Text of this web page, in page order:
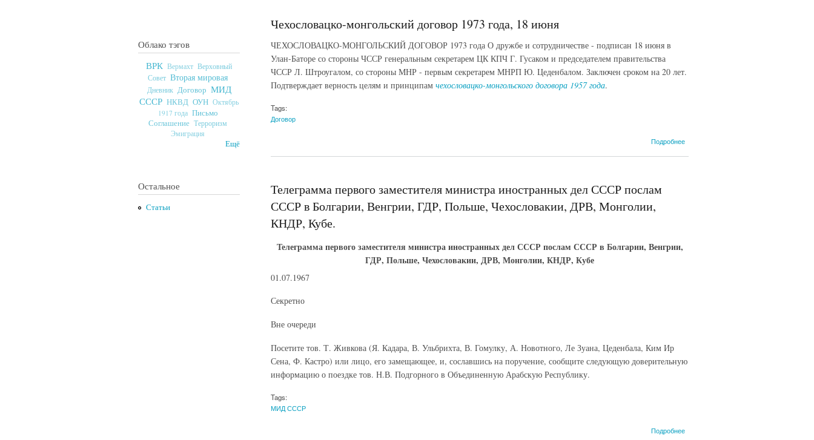
Облако тэгов
ВРК Вермахт Верховный
Совет Вторая мировая
Дневник Договор МИД
СССР НКВД ОУН Октябрь
1917 года Письмо
Соглашение Терроризм
Эмиграция
Ещё
Остальное
Статьи
Чехословацко-монгольский договор 1973 года, 18 июня
ЧЕХОСЛОВАЦКО-МОНГОЛЬСКИЙ ДОГОВОР 1973 года О дружбе и сотрудничестве - подписан 18 июня в
Улан-Баторе со стороны ЧССР генеральным секретарем ЦК КПЧ Г. Гусаком и председателем правительства
ЧССР Л. Штроугалом, со стороны МНР - первым секретарем МНРП Ю. Цеденбалом. Заключен сроком на 20 лет.
Подтверждает верность целям и принципам чехословацко-монгольского договора 1957 года.
Tags:
Договор
Подробнее
Телеграмма первого заместителя министра иностранных дел СССР послам
СССР в Болгарии, Венгрии, ГДР, Польше, Чехословакии, ДРВ, Монголии,
КНДР, Кубе.
Телеграмма первого заместителя министра иностранных дел СССР послам СССР в Болгарии, Венгрии,
ГДР, Польше, Чехословакии, ДРВ, Монголии, КНДР, Кубе
01.07.1967
Секретно
Вне очереди
Посетите тов. Т. Живкова (Я. Кадара, В. Ульбрихта, В. Гомулку, А. Новотного, Ле Зуана, Цеденбала, Ким Ир
Сена, Ф. Кастро) или лицо, его замещающее, и, сославшись на поручение, сообщите следующую доверительную
информацию о поездке тов. Н.В. Подгорного в Объединенную Арабскую Республику.
Tags:
МИД СССР
Подробнее